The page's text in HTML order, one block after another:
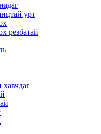
урт
резбатай